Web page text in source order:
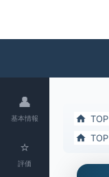
多川 翔太（東京科学大
👤
基本情報
⭐
評価
TOP
TOP